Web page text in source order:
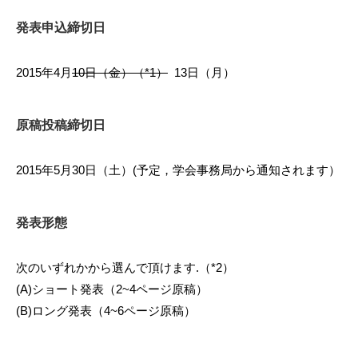
発表申込締切日
2015年4月10日（金）（*1） 13日（月）
原稿投稿締切日
2015年5月30日（土）(予定，学会事務局から通知されます）
発表形態
次のいずれかから選んで頂けます.（*2）
(A)ショート発表（2~4ページ原稿）
(B)ロング発表（4~6ページ原稿）